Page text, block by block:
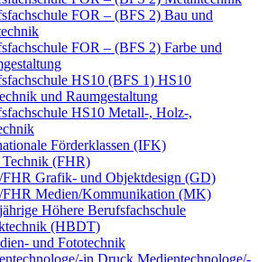
FOR – (BFS 2) Bau und
FOR – (BFS 2) Farbe und
HS10 (BFS 1) HS10
und Raumgestaltung
HS10 Metall-, Holz-,
Förderklassen (IFK)
Technik (FHR)
Grafik- und Objektdesign (GD)
Medien/Kommunikation (MK)
Höhere Berufsfachschule
(HBDT)
und Fototechnik
in Druck Medientechnologe/-